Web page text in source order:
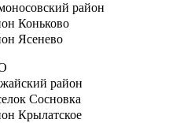
район
Коньково
Ясенево
район
Сосновка
Крылатское